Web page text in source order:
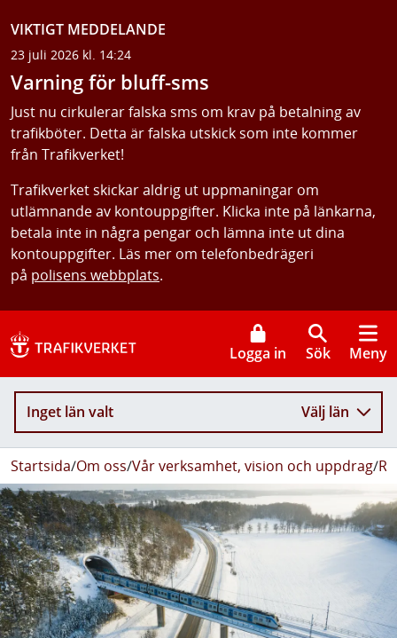
VIKTIGT MEDDELANDE
23 juli 2026 kl. 14:24
Varning för bluff-sms
Just nu cirkulerar falska sms om krav på betalning av
trafikböter. Detta är falska utskick som inte kommer
från Trafikverket!
Trafikverket skickar aldrig ut uppmaningar om
utlämnande av kontouppgifter. Klicka inte på länkarna,
betala inte in några pengar och lämna inte ut dina
kontouppgifter. Läs mer om telefonbedrägeri
på polisens webbplats.
Logga in Sök Meny
Inget län valt Välj län
Startsida/Om oss/Vår verksamhet, vision och uppdrag/